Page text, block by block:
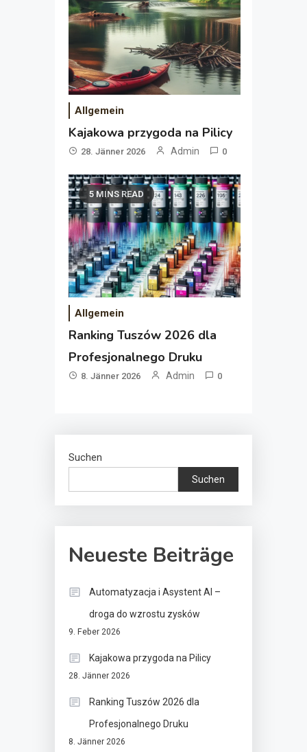
Allgemein
Kajakowa przygoda na Pilicy
28. Jänner 2026 Admin 0
5 MINS READ
Allgemein
Ranking Tuszów 2026 dla
Profesjonalnego Druku
8. Jänner 2026 Admin 0
Suchen
Suchen
Neueste Beiträge
Automatyzacja i Asystent AI –
droga do wzrostu zysków
9. Feber 2026
Kajakowa przygoda na Pilicy
28. Jänner 2026
Ranking Tuszów 2026 dla
Profesjonalnego Druku
8. Jänner 2026